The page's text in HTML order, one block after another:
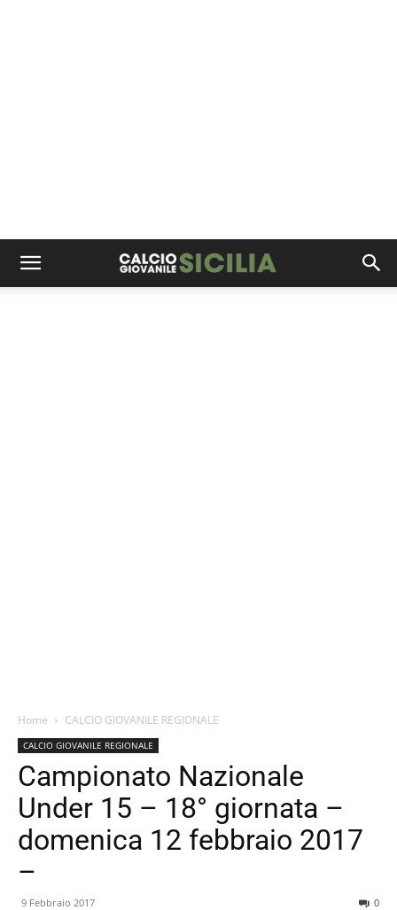
Home CALCIO GIOVANILE REGIONALE
CALCIO GIOVANILE REGIONALE
Campionato Nazionale
Under 15 – 18° giornata –
domenica 12 febbraio 2017
–
9 Febbraio 2017 0